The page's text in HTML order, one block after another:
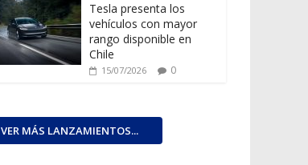
Tesla presenta los
vehículos con mayor
rango disponible en
Chile
15/07/2026 0
VER MÁS LANZAMIENTOS...